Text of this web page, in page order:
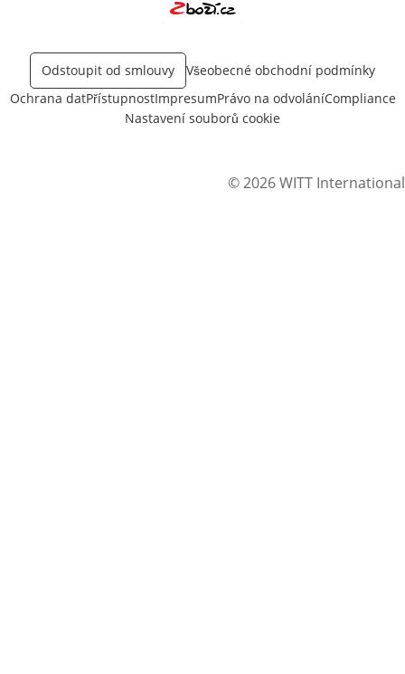
Odstoupit od smlouvy
Všeobecné obchodní podmínky
Ochrana datPřístupnostImpresumPrávo na odvoláníCompliance
Nastavení souborů cookie
© 2026 WITT International